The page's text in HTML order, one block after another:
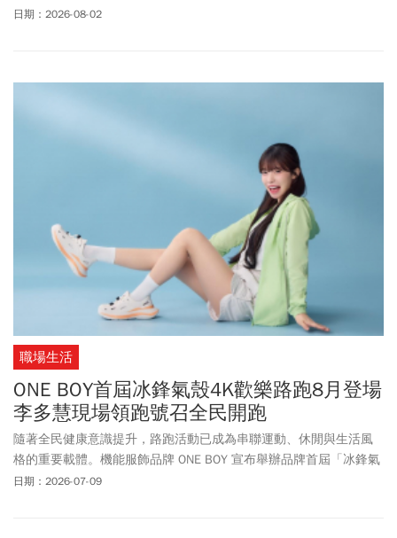
諒，成為史上第一位棒協女性理事長。不少人好奇，周玲妏是誰？
是無條件的服務。而中華民國棒球協會，更是所有棒球人最溫暖、
日期：2026-08-02
職場生活
ONE BOY首屆冰鋒氣殼4K歡樂路跑8月登場
李多慧現場領跑號召全民開跑
隨著全民健康意識提升，路跑活動已成為串聯運動、休閒與生活風
格的重要載體。機能服飾品牌 ONE BOY 宣布舉辦品牌首屆「冰鋒氣
殼4K歡樂路跑」，將於8月盛大登場，邀請全民一起穿上冰鋒氣殼，
日期：2026-07-09